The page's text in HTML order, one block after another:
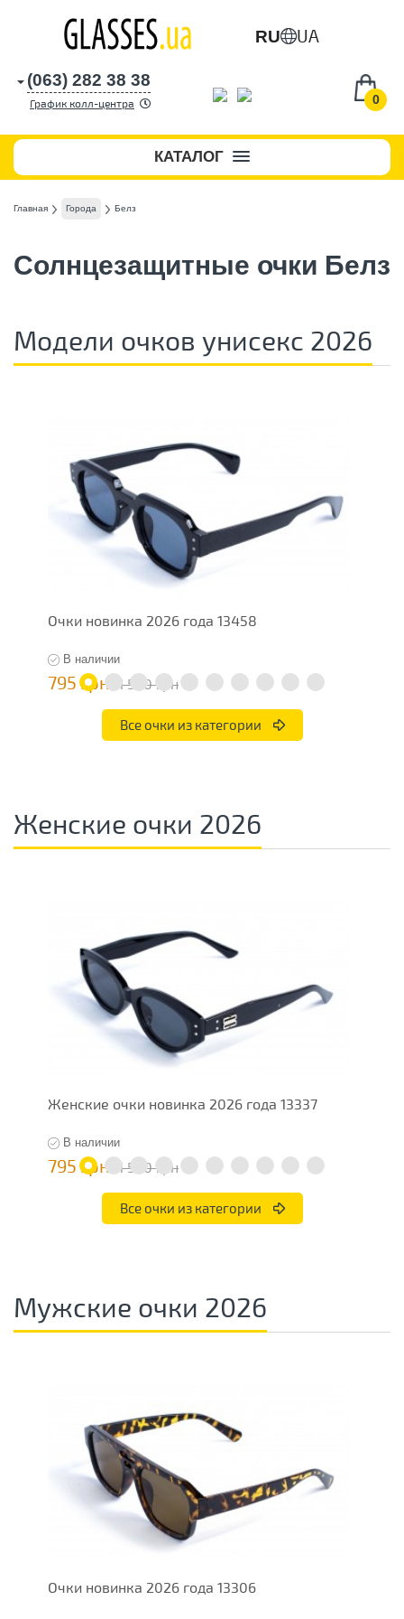
RU UA
0
(063) 282 38 38
График колл-центра
КАТАЛОГ
Главная Города Белз
Солнцезащитные очки Белз
Модели очков унисекс 2026
Очки новинка 2026 года 13458
В наличии
795 грн 1 590 грн
Все очки из категории
Женские очки 2026
Женские очки новинка 2026 года 13337
В наличии
795 грн 1 590 грн
Все очки из категории
Мужские очки 2026
Очки новинка 2026 года 13306